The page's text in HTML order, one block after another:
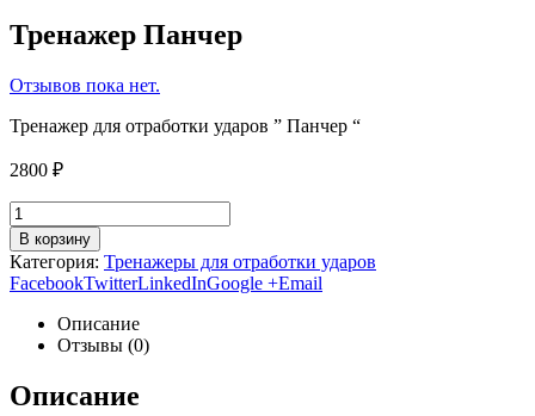
Тренажер Панчер
Отзывов пока нет.
Тренажер для отработки ударов ” Панчер “
2800 ₽
В корзину
Категория: Тренажеры для отработки ударов
FacebookTwitterLinkedInGoogle +Email
Описание
Отзывы (0)
Описание